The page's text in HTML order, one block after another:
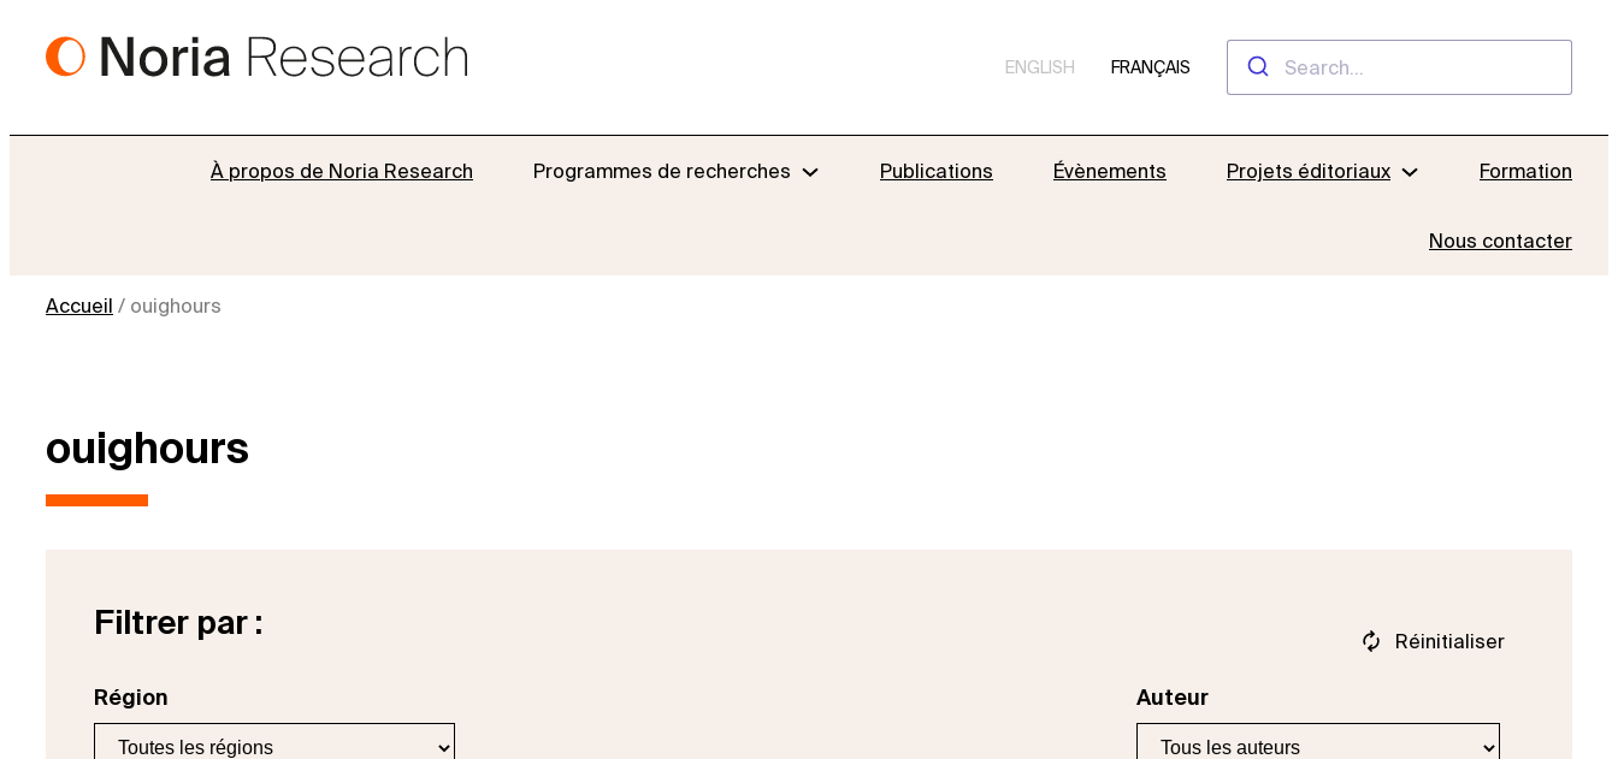
Aller
ENGLISH FRANÇAIS
À propos de Noria Research Programmes de recherches Publications Évènements Projets éditoriaux Formation
Nous contacter
Accueil / ouighours
ouighours
Filtrer par :
Région Auteur
Réinitialiser